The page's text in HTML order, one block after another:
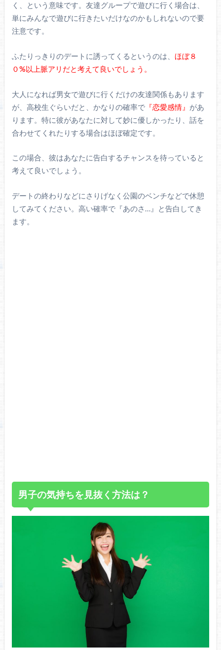
く、という意味です。友達グループで遊びに行く場合は、
単にみんなで遊びに行きたいだけなのかもしれないので要
注意です。
ふたりっきりのデートに誘ってくるというのは、 ほぼ８
０%以上脈アリだと考えて良いでしょう。
大人になれば男女で遊びに行くだけの友達関係もあります
が、高校生ぐらいだと、かなりの確率で『恋愛感情』 があ
ります。特に彼があなたに対して妙に優しかったり、話を
合わせてくれたりする場合はほぼ確定です。
この場合、彼はあなたに告白するチャンスを待っていると
考えて良いでしょう。
デートの終わりなどにさりげなく公園のベンチなどで休憩
してみてください。高い確率で『あのさ…』と告白してき
ます。
男子の気持ちを見抜く方法は？